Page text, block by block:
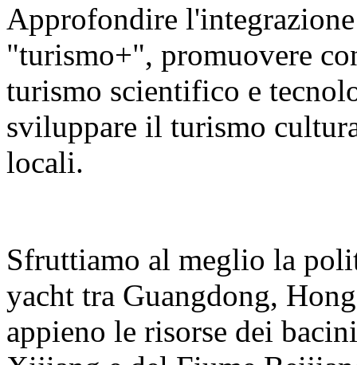
Approfondire
"turismo+", promuovere
turismo scientifico e
sviluppare il turismo
locali.
Sfruttiamo al meglio la
yacht tra Guangdong,
appieno le risorse dei